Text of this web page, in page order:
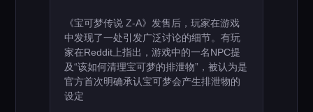
《宝可梦传说 Z-A》发售后，玩家在游戏
中发现了一处引发广泛讨论的细节。有玩
家在Reddit上指出，游戏中的一名NPC提
及“该如何清理宝可梦的排泄物”，被认为是
官方首次明确承认宝可梦会产生排泄物的
设定